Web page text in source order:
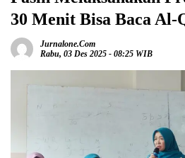
30 Menit Bisa Baca Al-
Jurnalone.com
Rabu, 03 Des 2025 - 08:25 WIB